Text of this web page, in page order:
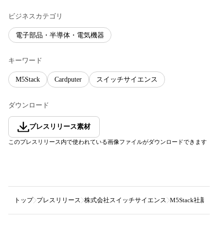
ビジネスカテゴリ
電子部品・半導体・電気機器
キーワード
M5Stack Cardputer スイッチサイエンス
ダウンロード
プレスリリース素材
このプレスリリース内で使われている画像ファイルがダウンロードできます
トップ プレスリリース 株式会社スイッチサイエンス M5Stack社新製